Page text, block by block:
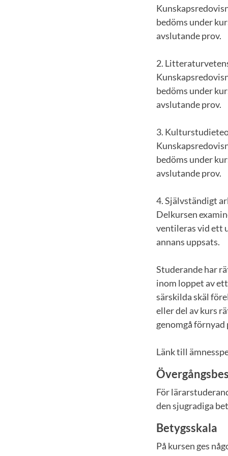
bedöms under
avslutande prov.
2.
bedöms under
avslutande prov.
3.
bedöms under
avslutande prov.
4. Självständigt
Delkursen
ventileras vid ett
annans uppsats.
Studerande har
inom loppet av
särskilda skäl
eller del av kurs
genomgå
Länk till
För
den sjugradiga
Betygsskala
På kursen ges